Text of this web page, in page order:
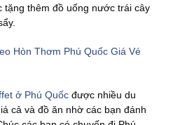
tặng thêm đồ uống nước trái cây
Hòn Thơm Phú Quốc Giá Vé
ở Phú Quốc được nhiều du
cả và đồ ăn nhờ các bạn đánh